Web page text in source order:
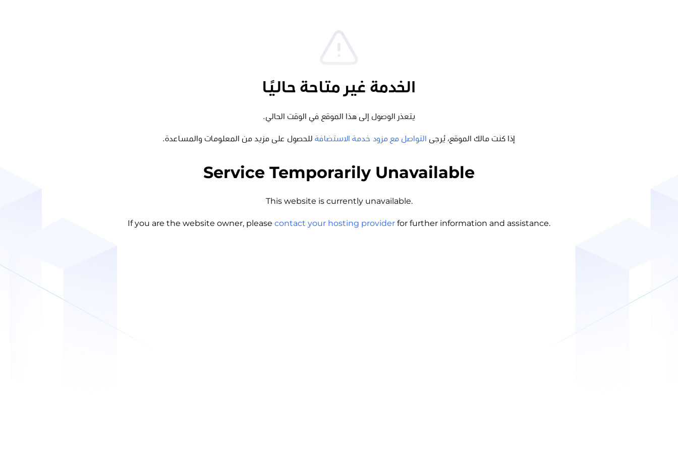
الخدمة غير متاحة حاليًا
يتعذر الوصول إلى هذا الموقع في الوقت الحالي.
إذا كنت مالك الموقع، يُرجى التواصل مع مزود خدمة الاستضافة للحصول على مزيد من المعلومات والمساعدة.
Service Temporarily Unavailable
This website is currently unavailable.
If you are the website owner, please contact your hosting provider for further information and assistance.